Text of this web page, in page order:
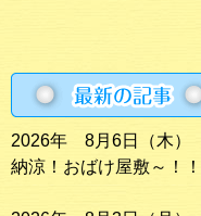
2026年 8月6日（木）
納涼！おばけ屋敷～！！